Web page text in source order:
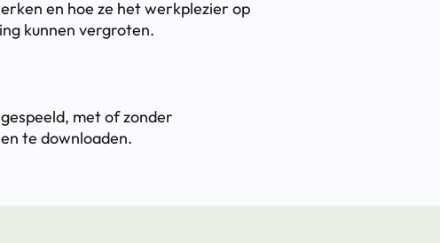
en hoe ze het werkplezier op
kunnen vergroten.
met of zonder
te downloaden.